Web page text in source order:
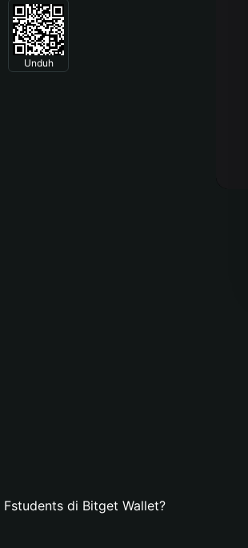
Unduh
di Bitget Wallet?